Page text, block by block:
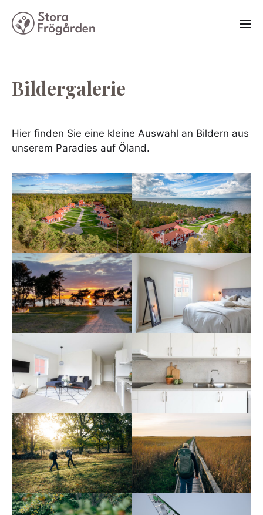
Bildergalerie
Hier finden Sie eine kleine Auswahl an Bildern aus
unserem Paradies auf Öland.